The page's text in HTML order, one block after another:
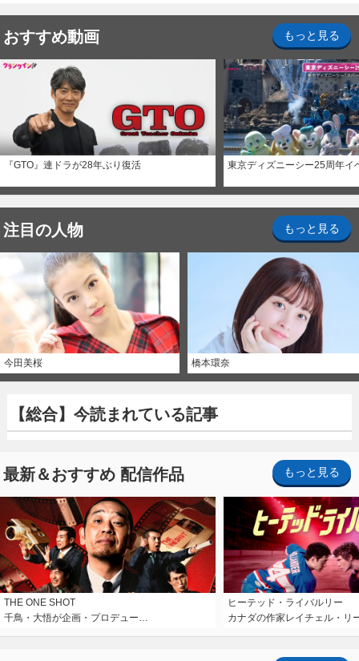
おすすめ動画 もっと見る
『GTO』連ドラが28年ぶり復活 東京ディズニーシー25周年イ
注目の人物 もっと見る
今田美桜 橋本環奈
【総合】今読まれている記事
最新＆おすすめ 配信作品 もっと見る
THE ONE SHOT
千鳥・大悟が企画・プロデュー…
ヒーテッド・ライバルリー
カナダの作家レイチェル・リ